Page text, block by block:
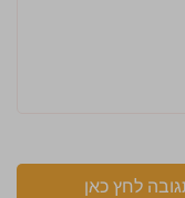
לחץ כאן